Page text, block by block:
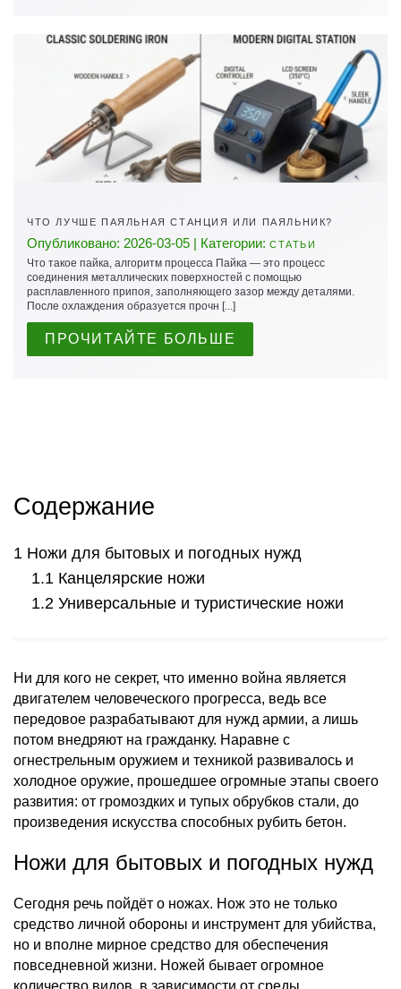
ЧТО ЛУЧШЕ ПАЯЛЬНАЯ СТАНЦИЯ ИЛИ ПАЯЛЬНИК?
Опубликовано: 2026-03-05 | Категории: СТАТЬИ
Что такое пайка, алгоритм процесса Пайка — это процесс
соединения металлических поверхностей с помощью
расплавленного припоя, заполняющего зазор между деталями.
После охлаждения образуется прочн [...]
ПРОЧИТАЙТЕ БОЛЬШЕ
Содержание
Ножи для бытовых и погодных нужд
Канцелярские ножи
Универсальные и туристические ножи
Ни для кого не секрет, что именно война является
двигателем человеческого прогресса, ведь все
передовое разрабатывают для нужд армии, а лишь
потом внедряют на гражданку. Наравне с
огнестрельным оружием и техникой развивалось и
холодное оружие, прошедшее огромные этапы своего
развития: от громоздких и тупых обрубков стали, до
произведения искусства способных рубить бетон.
Ножи для бытовых и погодных нужд
Сегодня речь пойдёт о ножах. Нож это не только
средство личной обороны и инструмент для убийства,
но и вполне мирное средство для обеспечения
повседневной жизни. Ножей бывает огромное
количество видов, в зависимости от среды